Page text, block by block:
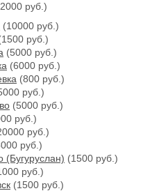
руб.)
(10000 руб.)
руб.)
(5000 руб.)
(6000 руб.)
(800 руб.)
руб.)
(5000 руб.)
руб.)
руб.)
руб.)
(Бугуруслан) (1500 руб.)
руб.)
(1500 руб.)